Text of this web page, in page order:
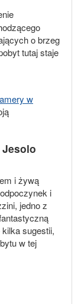
o brzeg
tutaj staje
w
i żywą
i
jedno z
sugestii,
w tej